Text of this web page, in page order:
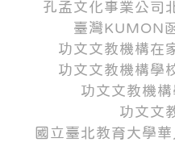
孔孟文化事業公司
臺灣KUMON
功文文教機構在
功文文教機構學
功文文教機
功文文
國立臺北教育大學